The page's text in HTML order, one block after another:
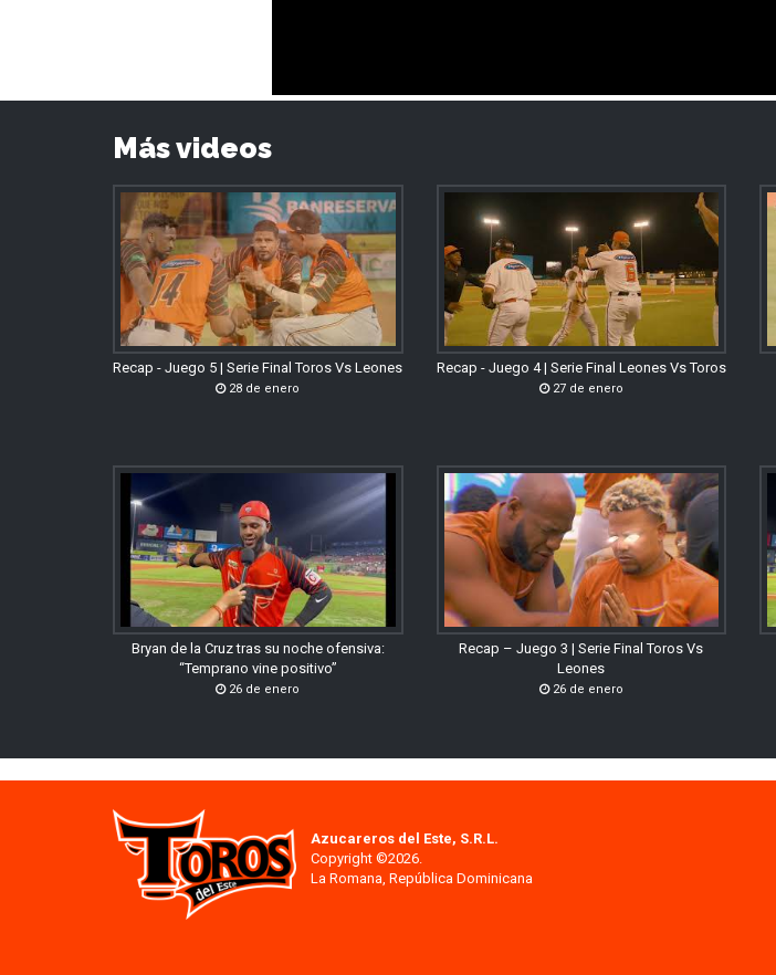
Más videos
Recap - Juego 5 | Serie Final Toros Vs Leones
28 de enero
Recap - Juego 4 | Serie Final Leones Vs Toros
27 de enero
Bryan de la Cruz tras su noche ofensiva:
“Temprano vine positivo”
26 de enero
Recap – Juego 3 | Serie Final Toros Vs
Leones
26 de enero
Azucareros del Este, S.R.L.
Copyright ©2026.
La Romana, República Dominicana